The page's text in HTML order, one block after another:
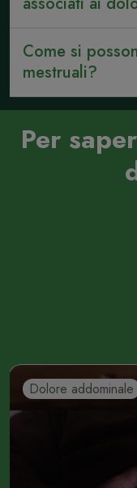
Come si
mestruali?
Per
Dolore addominale